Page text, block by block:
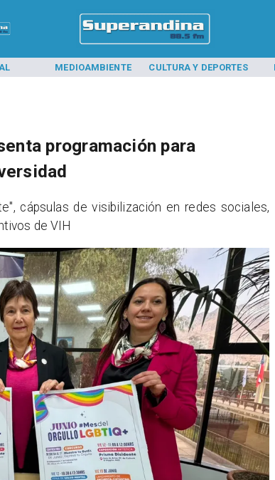
MEDIOAMBIENTE CULTURA Y DEPORTES
programación para
cápsulas de visibilización en redes sociales,
de VIH